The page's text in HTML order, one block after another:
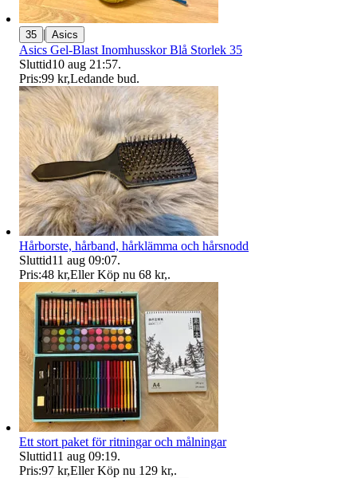
35 | Asics
Asics Gel-Blast Inomhusskor Blå Storlek 35
Sluttid10 aug 21:57.
Pris:99 kr,Ledande bud.
Hårborste, hårband, hårklämma och hårsnodd
Sluttid11 aug 09:07.
Pris:48 kr,Eller Köp nu 68 kr,.
Ett stort paket för ritningar och målningar
Sluttid11 aug 09:19.
Pris:97 kr,Eller Köp nu 129 kr,.